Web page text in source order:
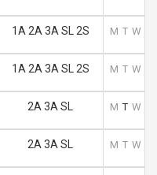
1A 2A 3A SL 2S M T W
1A 2A 3A SL 2S M T W
2A 3A SL M T W
2A 3A SL M T W